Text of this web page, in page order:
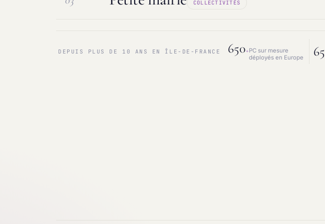
Maintenance & infogérance PC sur mesure
COLLECTIVITÉS
DEPUIS PLUS DE 10 ANS EN ÎLE-DE-FRANCE
650+PC sur mesure
déployés en Europe
65